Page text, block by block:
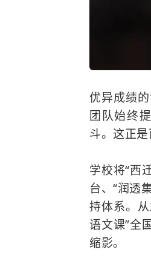
优异成绩
团队始终
斗。这正是
学校将“西
台、“润透
持体系。
语文课”全
缩影。